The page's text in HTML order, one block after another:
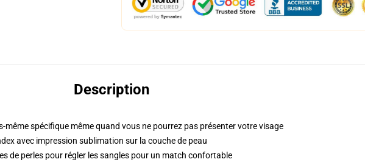
Description
spécifique même quand vous ne pourrez pas présenter votre visage
avec impression sublimation sur la couche de peau
de perles pour régler les sangles pour un match confortable